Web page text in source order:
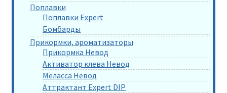
Поплавки
Поплавки Expert
Бомбарды
Прикормки, ароматизаторы
Прикормка Невод
Активатор клева Невод
Меласса Невод
Аттрактант Expert DIP